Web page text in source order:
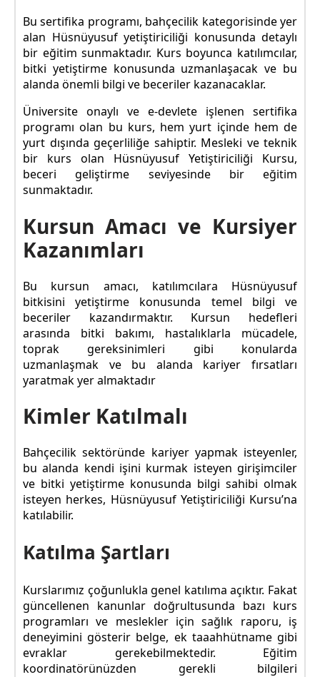
Bu sertifika programı, bahçecilik kategorisinde yer
alan Hüsnüyusuf yetiştiriciliği konusunda detaylı
bir eğitim sunmaktadır. Kurs boyunca katılımcılar,
bitki yetiştirme konusunda uzmanlaşacak ve bu
alanda önemli bilgi ve beceriler kazanacaklar.
Üniversite onaylı ve e-devlete işlenen sertifika
programı olan bu kurs, hem yurt içinde hem de
yurt dışında geçerliliğe sahiptir. Mesleki ve teknik
bir kurs olan Hüsnüyusuf Yetiştiriciliği Kursu,
beceri geliştirme seviyesinde bir eğitim
sunmaktadır.
Kursun Amacı ve Kursiyer
Kazanımları
Bu kursun amacı, katılımcılara Hüsnüyusuf
bitkisini yetiştirme konusunda temel bilgi ve
beceriler kazandırmaktır. Kursun hedefleri
arasında bitki bakımı, hastalıklarla mücadele,
toprak gereksinimleri gibi konularda
uzmanlaşmak ve bu alanda kariyer fırsatları
yaratmak yer almaktadır
Kimler Katılmalı
Bahçecilik sektöründe kariyer yapmak isteyenler,
bu alanda kendi işini kurmak isteyen girişimciler
ve bitki yetiştirme konusunda bilgi sahibi olmak
isteyen herkes, Hüsnüyusuf Yetiştiriciliği Kursu’na
katılabilir.
Katılma Şartları
Kurslarımız çoğunlukla genel katılıma açıktır. Fakat
güncellenen kanunlar doğrultusunda bazı kurs
programları ve meslekler için sağlık raporu, iş
deneyimini gösterir belge, ek taaahhütname gibi
evraklar gerekebilmektedir. Eğitim
koordinatörünüzden gerekli bilgileri